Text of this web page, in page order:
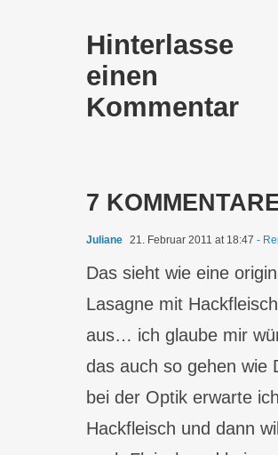
Hinterlasse
einen
Kommentar
7
Juliane 21. Februar 2011 at 18:47 -
Das sieht wie eine
Lasagne mit Hackfleisch
aus… ich glaube mir
das auch so gehen wie
bei der Optik erwarte ich
Hackfleisch und dann